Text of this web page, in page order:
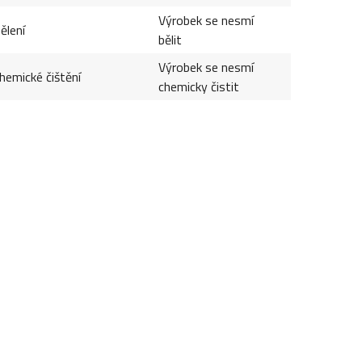
Výrobek se nesmí
bělit
čištění
Výrobek se nesmí
chemicky čistit